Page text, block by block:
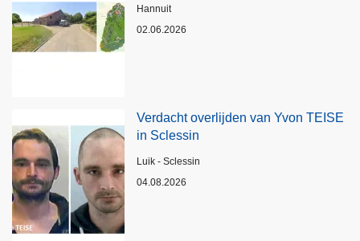
Plaats
Hannuit
02.06.2026
Verdacht overlijden van Yvon TEISE
in Sclessin
Plaats
Luik - Sclessin
04.08.2026